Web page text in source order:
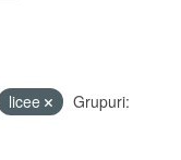
licee
Grupuri: